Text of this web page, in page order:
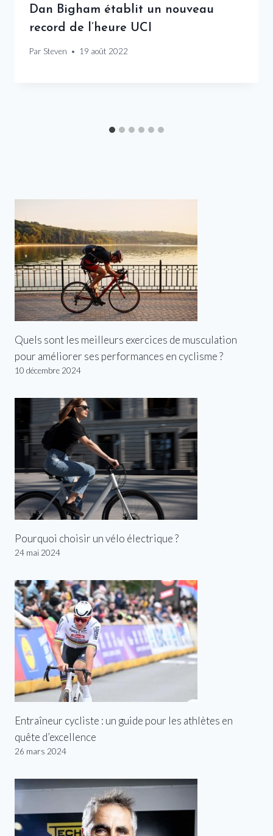
Dan Bigham établit un nouveau
record de l’heure UCI
Par Steven 19 août 2022
Quels sont les meilleurs exercices de musculation
pour améliorer ses performances en cyclisme ?
10 décembre 2024
Pourquoi choisir un vélo électrique ?
24 mai 2024
Entraîneur cycliste : un guide pour les athlètes en
quête d’excellence
26 mars 2024